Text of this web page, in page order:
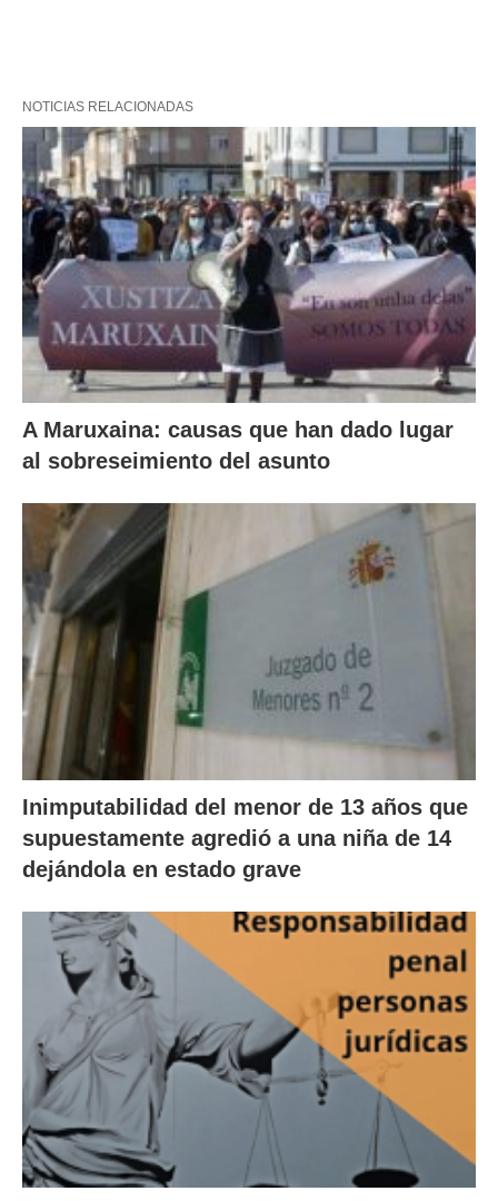
NOTICIAS RELACIONADAS
A Maruxaina: causas que han dado lugar
al sobreseimiento del asunto
Inimputabilidad del menor de 13 años que
supuestamente agredió a una niña de 14
dejándola en estado grave